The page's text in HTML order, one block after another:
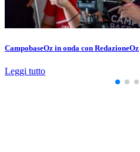
CampobaseOz in onda con RedazioneOz
Leggi tutto